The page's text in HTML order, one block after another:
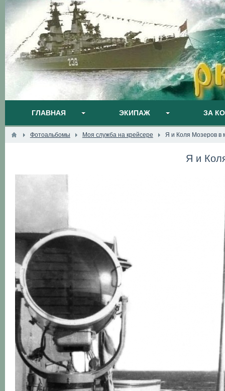
ГЛАВНАЯ ЭКИПАЖ ЗА
Фотоальбомы Моя служба на крейсере Я и Коля Мозеров в
Я и